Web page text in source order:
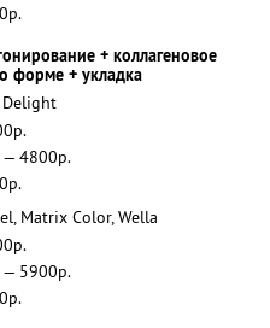
+ коллагеновое
форме + укладка
Delight
— 4800р.
Matrix Color, Wella
— 5900р.